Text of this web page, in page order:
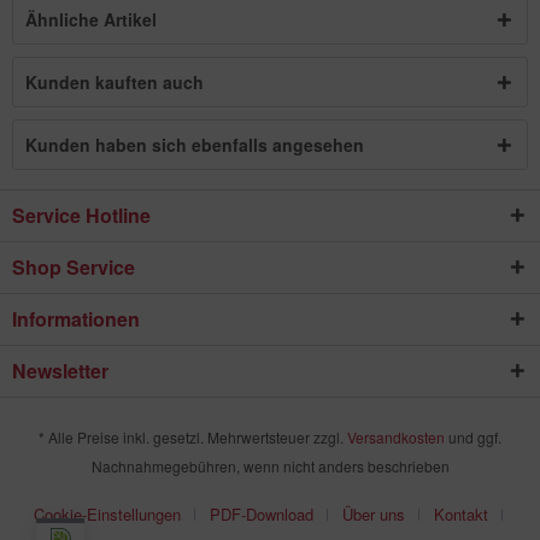
Ähnliche Artikel
Kunden kauften auch
Kunden haben sich ebenfalls angesehen
Service Hotline
Shop Service
Informationen
Newsletter
* Alle Preise inkl. gesetzl. Mehrwertsteuer zzgl. Versandkosten und ggf.
Nachnahmegebühren, wenn nicht anders beschrieben
Cookie-Einstellungen PDF-Download Über uns Kontakt